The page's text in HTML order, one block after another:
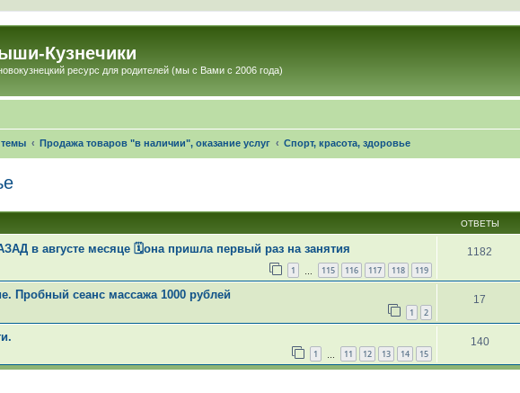
Кузнечики
ресурс для родителей (мы с Вами с 2006 года)
темы Продажа товаров "в наличии", оказание услуг Спорт, красота, здоровье
ОТВЕТЫ
в августе месяце 🗓она пришла первый раз на занятия
1 115 116 117 118 119
1182
Пробный сеанс массажа 1000 рублей
1 2
17
1 11 12 13 14 15
140